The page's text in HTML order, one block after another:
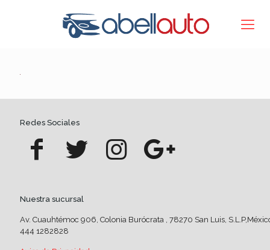
Redes Sociales
Nuestra sucursal
Av. Cuauhtémoc 906, Colonia Burócrata , 78270 San Luis,
444 1282828